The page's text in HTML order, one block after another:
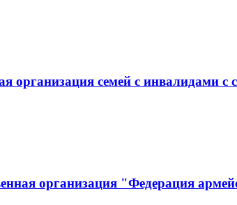
организация семей с инвалидами
организация "Федерация